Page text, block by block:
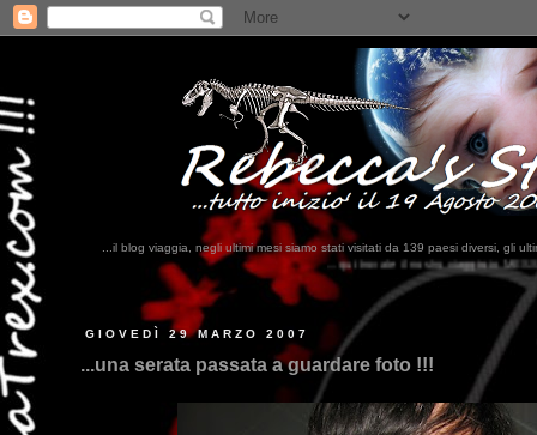
...il blog viaggia, negli ultimi mesi siamo stati visitati da 139 paesi diversi, gli
...qui trovate il nostro viaggio in MESSICO 2023...clikka qui !!!
GIOVEDÌ 29 MARZO 2007
...una serata passata a guardare foto !!!